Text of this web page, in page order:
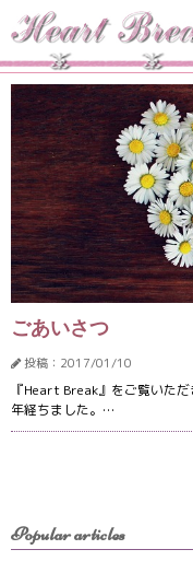
ごあいさつ
投稿：2017/01/10
『Heart Break』をご覧いた
年経ちました。…
Popular articles